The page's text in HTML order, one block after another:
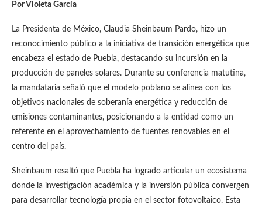
Por Violeta García
La Presidenta de México, Claudia Sheinbaum Pardo, hizo un
reconocimiento público a la iniciativa de transición energética que
encabeza el estado de Puebla, destacando su incursión en la
producción de paneles solares. Durante su conferencia matutina,
la mandataria señaló que el modelo poblano se alinea con los
objetivos nacionales de soberanía energética y reducción de
emisiones contaminantes, posicionando a la entidad como un
referente en el aprovechamiento de fuentes renovables en el
centro del país.
Sheinbaum resaltó que Puebla ha logrado articular un ecosistema
donde la investigación académica y la inversión pública convergen
para desarrollar tecnología propia en el sector fotovoltaico. Esta